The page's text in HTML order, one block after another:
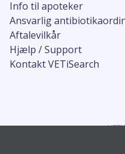
Info til apoteker
Ansvarlig
Aftalevilkår
Hjælp / Support
Kontakt VETiSearch